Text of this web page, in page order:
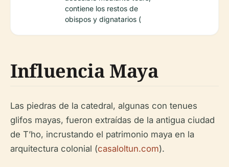
contiene los restos de
obispos y dignatarios (
Influencia Maya
Las piedras de la catedral, algunas con tenues
glifos mayas, fueron extraídas de la antigua ciudad
de T’ho, incrustando el patrimonio maya en la
arquitectura colonial (casaloltun.com).